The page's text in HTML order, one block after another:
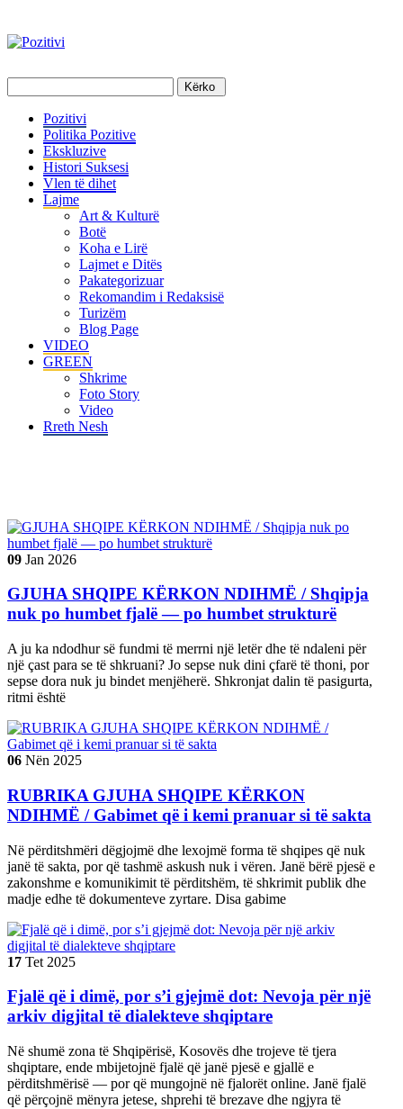
Pozitivi
Politika Pozitive
Ekskluzive
Histori Suksesi
Vlen të dihet
Lajme
Art & Kulturë
Botë
Koha e Lirë
Lajmet e Ditës
Pakategorizuar
Rekomandim i Redaksisë
Turizëm
Blog Page
VIDEO
GREEN
Shkrime
Foto Story
Video
Rreth Nesh
09 Jan 2026
GJUHA SHQIPE KËRKON NDIHMË / Shqipja
nuk po humbet fjalë — po humbet strukturë
A ju ka ndodhur së fundmi të merrni një letër dhe të ndaleni për
një çast para se të shkruani? Jo sepse nuk dini çfarë të thoni, por
sepse dora nuk ju bindet menjëherë. Shkronjat dalin të pasigurta,
ritmi është
06 Nën 2025
RUBRIKA GJUHA SHQIPE KËRKON
NDIHMË / Gabimet që i kemi pranuar si të sakta
Në përditshmëri dëgjojmë dhe lexojmë forma të shqipes që nuk
janë të sakta, por që tashmë askush nuk i vëren. Janë bërë pjesë e
zakonshme e komunikimit të përditshëm, të shkrimit publik dhe
madje edhe të dokumenteve zyrtare. Disa gabime
17 Tet 2025
Fjalë që i dimë, por s’i gjejmë dot: Nevoja për një
arkiv digjital të dialekteve shqiptare
Në shumë zona të Shqipërisë, Kosovës dhe trojeve të tjera
shqiptare, ende mbijetojnë fjalë që janë pjesë e gjallë e
përditshmërisë — por që mungojnë në fjalorët online. Janë fjalë
që përçojnë mënyra jetese, shprehi të brezave dhe ngjyra të